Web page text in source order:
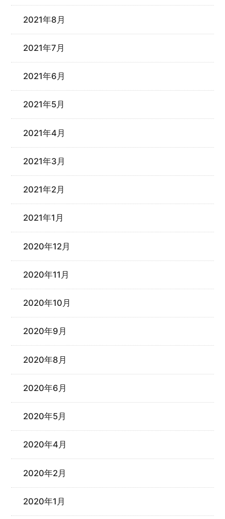
2021年8月
2021年7月
2021年6月
2021年5月
2021年4月
2021年3月
2021年2月
2021年1月
2020年12月
2020年11月
2020年10月
2020年9月
2020年8月
2020年6月
2020年5月
2020年4月
2020年2月
2020年1月